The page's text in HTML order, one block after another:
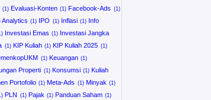
Evaluasi-Konten
Facebook-Ads
Analytics IPO Inflasi
Info
Investasi Emas
Investasi Jangka
KIP Kuliah
KIP Kuliah 2025
Keuangan
Properti Konsumsi
Kuliah
Portofolio Meta-Ads
Minyak
PLN Pajak
Panduan Saham